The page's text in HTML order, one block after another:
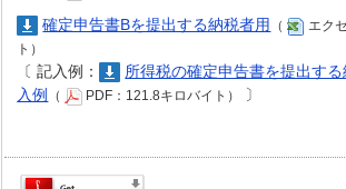
確定申告書Bを提出する納税者用
（
エク
ト）
〔記入例：
所得税の確定申告書を提出す
入例
（ PDF：121.8キロバイト） 〕